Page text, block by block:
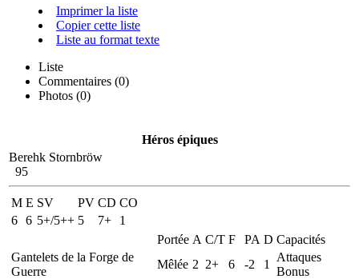
Imprimer la liste
Copier cette liste
Liste au format texte
Liste
Commentaires (0)
Photos (0)
Héros épiques
Berehk Stornbröw
95
M E SV PV CD CO
6 6 5+/5++ 5 7+
1
Portée A C/T F PA D Capacités
Gantelets de la Forge de
Guerre
Mêlée 2 2+ 6 -2 1
Attaques
Bonus